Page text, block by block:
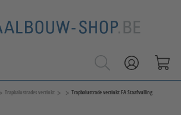
> Trapbalustrades verzinkt > > Trapbalustrade verzinkt FA Staafvulling